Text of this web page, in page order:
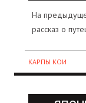
На
рассказ о
КАРПЫ КОИ